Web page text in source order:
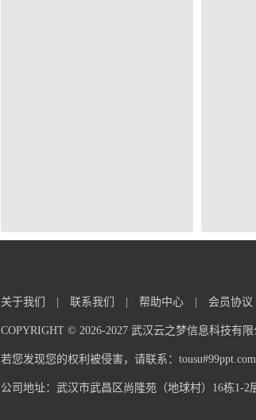
关于我们 联系我们 帮助中心 会员协议
COPYRIGHT © 2026-2027 武汉云之梦信息科技有限
若您发现您的权利被侵害，请联系：tousu#99ppt.com
公司地址：武汉市武昌区尚隆苑（地球村）16栋1-2